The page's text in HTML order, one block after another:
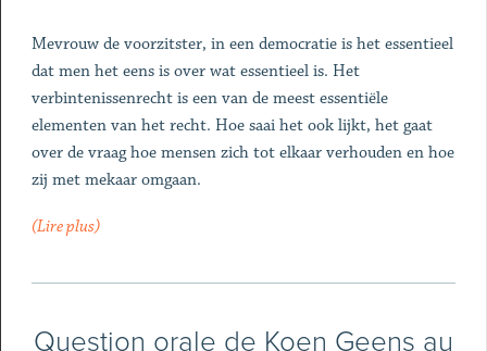
Mevrouw de voorzitster, in een democratie is het essentieel
dat men het eens is over wat essentieel is. Het
verbintenissenrecht is een van de meest essentiële
elementen van het recht. Hoe saai het ook lijkt, het gaat
over de vraag hoe mensen zich tot elkaar verhouden en hoe
zij met mekaar omgaan.
(Lire plus)
Question orale de Koen Geens au